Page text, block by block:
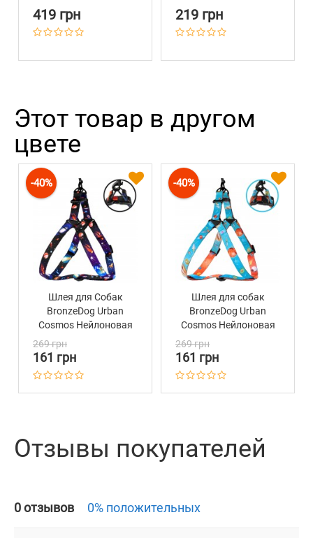
419 грн 219 грн
Этот товар в другом
цвете
-40%
Шлея для Собак
BronzeDog Urban
Cosmos Нейлоновая
269 грн
161 грн
-40%
Шлея для собак
BronzeDog Urban
Cosmos Нейлоновая
269 грн
161 грн
Отзывы покупателей
0 отзывов 0% положительных